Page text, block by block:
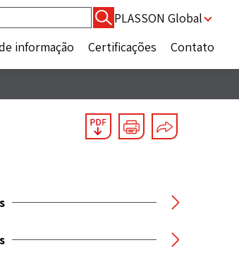
PLASSON Global
informação Certificações Contato